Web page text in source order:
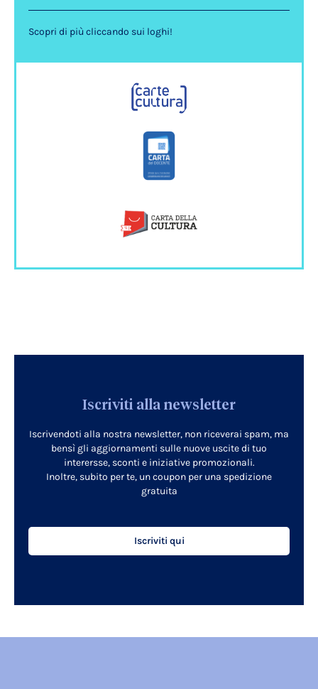
Scopri di più cliccando sui loghi!
Iscriviti alla newsletter
Iscrivendoti alla nostra newsletter, non riceverai spam, ma
bensì gli aggiornamenti sulle nuove uscite di tuo
interersse, sconti e iniziative promozionali.
Inoltre, subito per te, un coupon per una spedizione
gratuita
Iscriviti qui